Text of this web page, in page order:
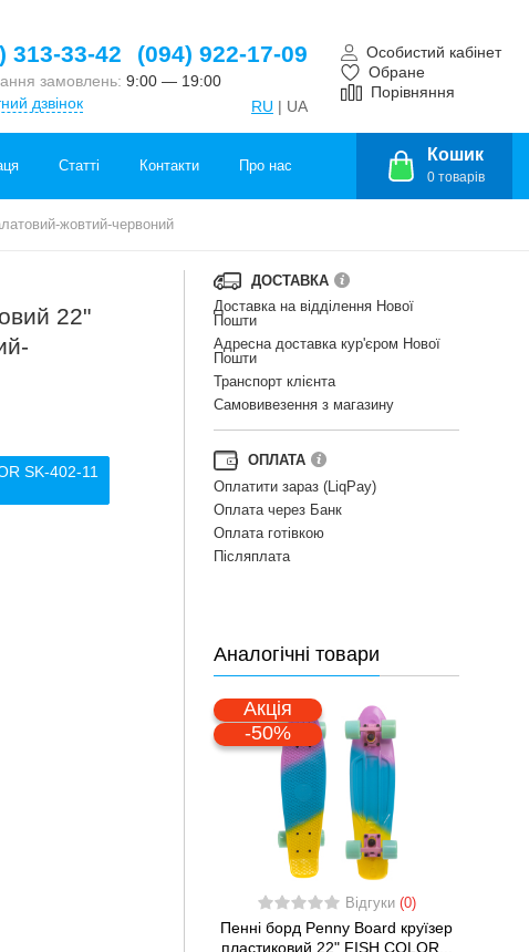
313-33-42 (094) 922-17-09
замовлень: 9:00 — 19:00
дзвінок
RU | UA
Особистий кабінет
Обране
Порівняння
Статті Контакти Про нас
Кошик
0 товарів
жовтий-червоний
22"
SK-402-11
ДОСТАВКА
Доставка на відділення Нової
Пошти
Адресна доставка кур'єром Нової
Пошти
Транспорт клієнта
Самовивезення з магазину
ОПЛАТА
Оплатити зараз (LiqPay)
Оплата через Банк
Оплата готівкою
Післяплата
Аналогічні товари
Акція
-50%
Відгуки (0)
Пенні борд Penny Board круїзер
пластиковий 22" FISH COLOR...